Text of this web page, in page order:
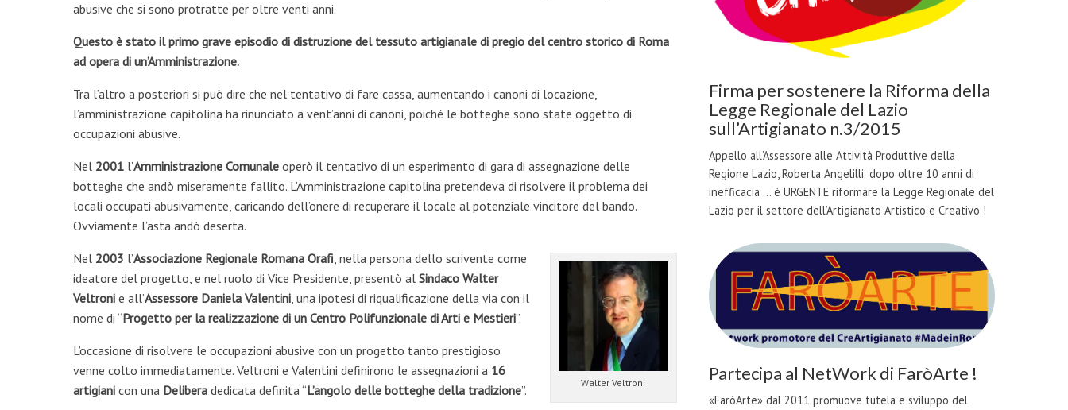
abusive che si sono protratte per oltre venti anni.
Questo è stato il primo grave episodio di distruzione del tessuto artigianale di pregio del centro storico di Roma
ad opera di un’Amministrazione.
Tra l’altro a posteriori si può dire che nel tentativo di fare cassa, aumentando i canoni di locazione,
l’amministrazione capitolina ha rinunciato a vent’anni di canoni, poiché le botteghe sono state oggetto di
occupazioni abusive.
Nel 2001 l’Amministrazione Comunale operò il tentativo di un esperimento di gara di assegnazione delle
botteghe che andò miseramente fallito. L’Amministrazione capitolina pretendeva di risolvere il problema dei
locali occupati abusivamente, caricando dell’onere di recuperare il locale al potenziale vincitore del bando.
Ovviamente l’asta andò deserta.
Walter Veltroni
Nel 2003 l’Associazione Regionale Romana Orafi, nella persona dello scrivente come
ideatore del progetto, e nel ruolo di Vice Presidente, presentò al Sindaco Walter
Veltroni e all’Assessore Daniela Valentini, una ipotesi di riqualificazione della via con il
nome di “Progetto per la realizzazione di un Centro Polifunzionale di Arti e Mestieri”.
L’occasione di risolvere le occupazioni abusive con un progetto tanto prestigioso
venne colto immediatamente. Veltroni e Valentini definirono le assegnazioni a 16
artigiani con una Delibera dedicata definita “L’angolo delle botteghe della tradizione”.
Firma per sostenere la Riforma della
Legge Regionale del Lazio
sull’Artigianato n.3/2015
Appello all’Assessore alle Attività Produttive della
Regione Lazio, Roberta Angelilli: dopo oltre 10 anni di
inefficacia ... è URGENTE riformare la Legge Regionale del
Lazio per il settore dell’Artigianato Artistico e Creativo !
Partecipa al NetWork di FaròArte !
«FaròArte» dal 2011 promuove tutela e sviluppo del